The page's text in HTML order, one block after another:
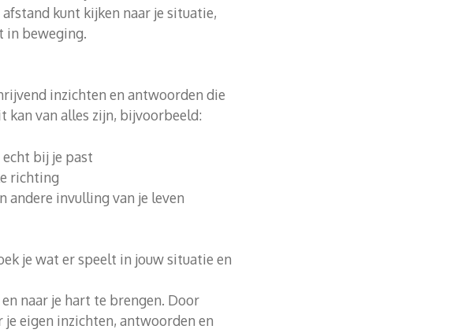
kunt kijken naar je situatie,
in beweging.
inzichten en antwoorden die
kan van alles zijn, bijvoorbeeld:
bij je past
richting
andere invulling van je leven
je wat er speelt in jouw situatie en
naar je hart te brengen. Door
eigen inzichten, antwoorden en